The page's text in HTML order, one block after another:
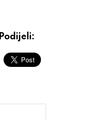
Podijeli: